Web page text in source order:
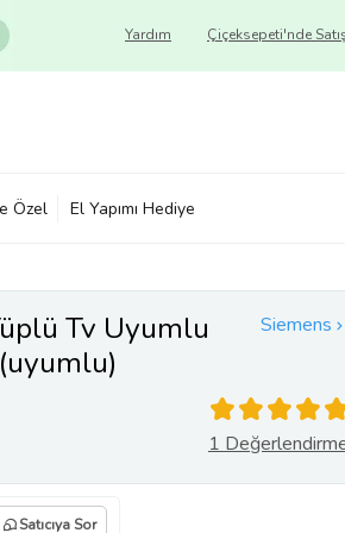
Çiçeksepeti'nde
Yardım
Özel El Yapımı Hediye
Siemens
Tv Uyumlu
1
Satıcıya Sor